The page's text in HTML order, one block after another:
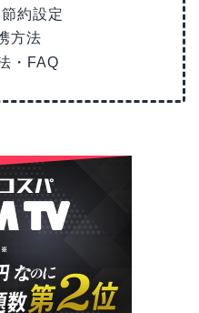
約設定
方法
・FAQ